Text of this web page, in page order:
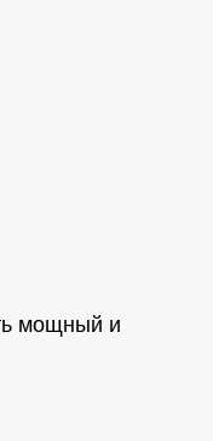
мощный и